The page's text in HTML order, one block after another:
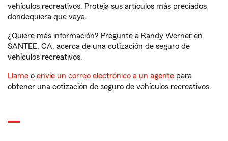
vehículos recreativos. Proteja sus artículos más preciados
dondequiera que vaya.
¿Quiere más información? Pregunte a Randy Werner en
SANTEE, CA, acerca de una cotización de seguro de
vehículos recreativos.
Llame o envíe un correo electrónico a un agente para
obtener una cotización de seguro de vehículos recreativos.